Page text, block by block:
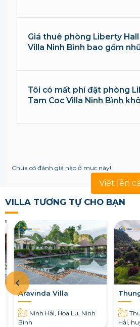
Giá thuê phòng Liberty
Villa Ninh Bình bao gồm
Tôi có mất phí đặt phòng
Tam Coc Villa Ninh Bình
Viết lên
Chưa có đánh giá nào ở mục này!
VILLA TƯƠNG TỰ CHO BẠN
Aravinda Villa
Ninh Hải, Hoa Lư, Ninh
Bình
Hải,